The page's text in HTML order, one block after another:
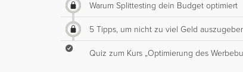
Warum Splittesting dein Budget optimiert
5 Tipps, um nicht zu viel Geld
Quiz zum Kurs „Optimierung des